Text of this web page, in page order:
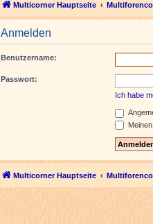
Multicorner Hauptseite
Anmelden
Benutzername:
Passwort:
Ich habe
Multicorner Hauptseite